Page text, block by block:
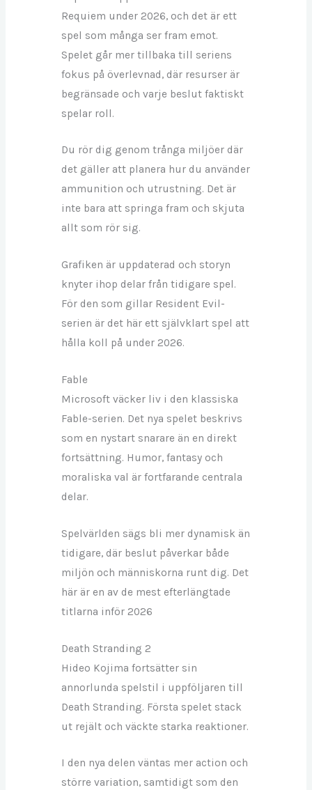
Requiem under 2026, och det är ett
spel som många ser fram emot.
Spelet går mer tillbaka till seriens
fokus på överlevnad, där resurser är
begränsade och varje beslut faktiskt
spelar roll.
Du rör dig genom trånga miljöer där
det gäller att planera hur du använder
ammunition och utrustning. Det är
inte bara att springa fram och skjuta
allt som rör sig.
Grafiken är uppdaterad och storyn
knyter ihop delar från tidigare spel.
För den som gillar Resident Evil-
serien är det här ett självklart spel att
hålla koll på under 2026.
Fable
Microsoft väcker liv i den klassiska
Fable-serien. Det nya spelet beskrivs
som en nystart snarare än en direkt
fortsättning. Humor, fantasy och
moraliska val är fortfarande centrala
delar.
Spelvärlden sägs bli mer dynamisk än
tidigare, där beslut påverkar både
miljön och människorna runt dig. Det
här är en av de mest efterlängtade
titlarna inför 2026
Death Stranding 2
Hideo Kojima fortsätter sin
annorlunda spelstil i uppföljaren till
Death Stranding. Första spelet stack
ut rejält och väckte starka reaktioner.
I den nya delen väntas mer action och
större variation, samtidigt som den